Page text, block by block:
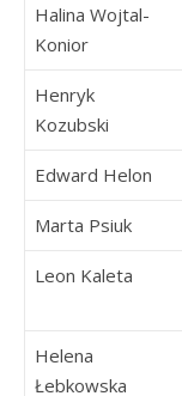
Halina Wojtal-
Konior
Henryk
Kozubski
Edward Helon
Marta Psiuk
Leon Kaleta
Helena
Łebkowska